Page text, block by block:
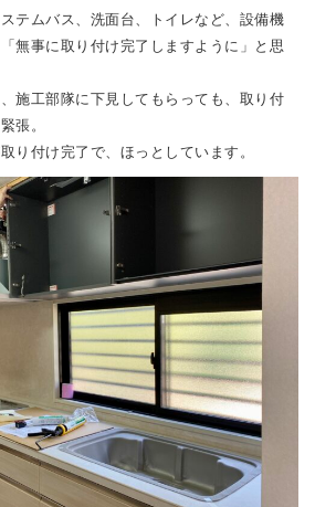
テムバス、洗面台、トイレなど、設備機
無事に取り付け完了しますように」と思
施工部隊に下見してもらっても、取り付
張。
り付け完了で、ほっとしています。